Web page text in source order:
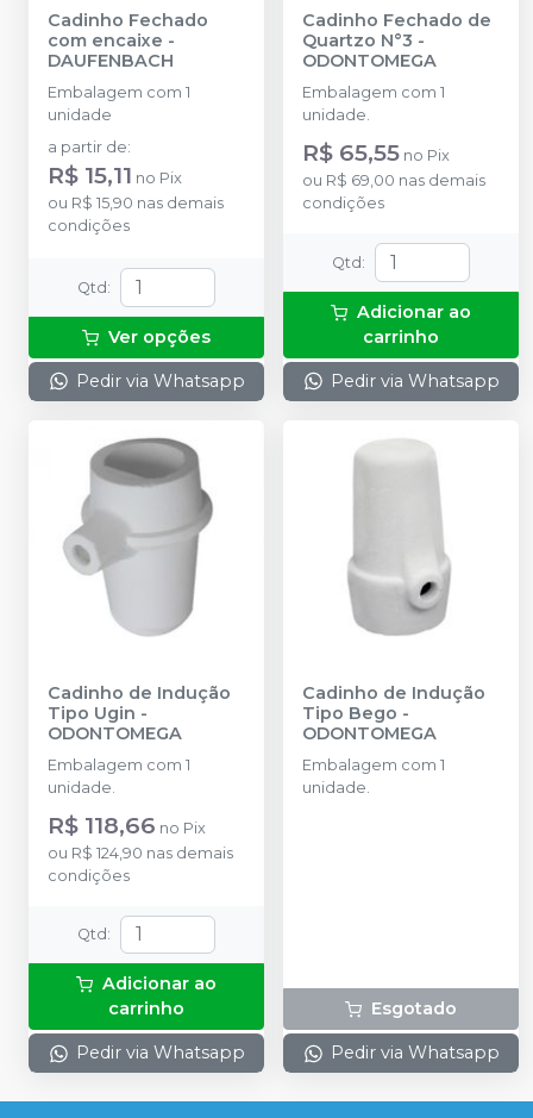
Cadinho Fechado
com encaixe -
DAUFENBACH
Embalagem com 1
unidade
a partir de:
R$ 15,11 no Pix
ou R$ 15,90 nas demais
condições
Qtd :
Ver opções
Pedir via Whatsapp
Cadinho Fechado de
Quartzo N°3 -
ODONTOMEGA
Embalagem com 1
unidade.
R$ 65,55 no Pix
ou R$ 69,00 nas demais
condições
Qtd :
Adicionar ao
carrinho
Pedir via Whatsapp
Cadinho de Indução
Tipo Ugin -
ODONTOMEGA
Embalagem com 1
unidade.
R$ 118,66 no Pix
ou R$ 124,90 nas demais
condições
Qtd :
Adicionar ao
carrinho
Pedir via Whatsapp
Cadinho de Indução
Tipo Bego -
ODONTOMEGA
Embalagem com 1
unidade.
Esgotado
Pedir via Whatsapp